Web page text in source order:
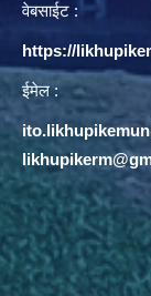
वेबसाईट :
https://
ईमेल :